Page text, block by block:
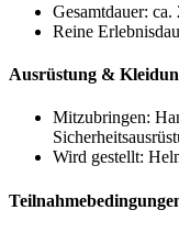
Gesamtdauer: ca.
Reine
Ausrüstung &
Mitzubringen:
Wird gestellt: